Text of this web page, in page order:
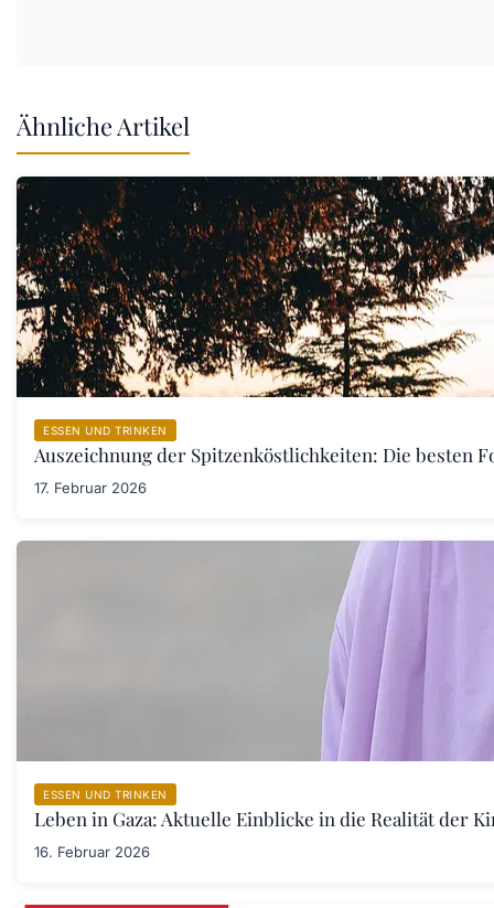
Ähnliche Artikel
ESSEN UND TRINKEN
Auszeichnung der Spitzenköstlichkeiten: Die besten
17. Februar 2026
ESSEN UND TRINKEN
Leben in Gaza: Aktuelle Einblicke in die Realität der
16. Februar 2026